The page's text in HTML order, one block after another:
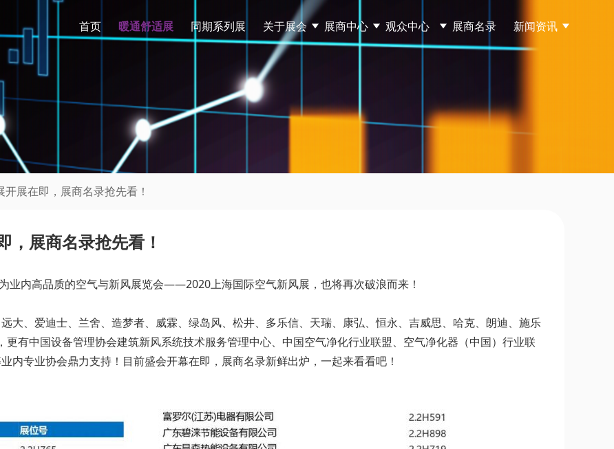
首页 暖通舒适展 同期系列展 关于展会 展商中心 观众中心 展商名录 新闻资讯
展在即，展商名录抢先看！
，展商名录抢先看！
业内高品质的空气与新风展览会——2020上海国际空气新风展，也将再次破浪而来！
大、爱迪士、兰舍、造梦者、威霖、绿岛风、松井、多乐信、天瑞、康弘、恒永、吉威思、哈克、朗迪、施乐
有中国设备管理协会建筑新风系统技术服务管理中心、中国空气净化行业联盟、空气净化器（中国）行业联
内专业协会鼎力支持！目前盛会开幕在即，展商名录新鲜出炉，一起来看看吧！